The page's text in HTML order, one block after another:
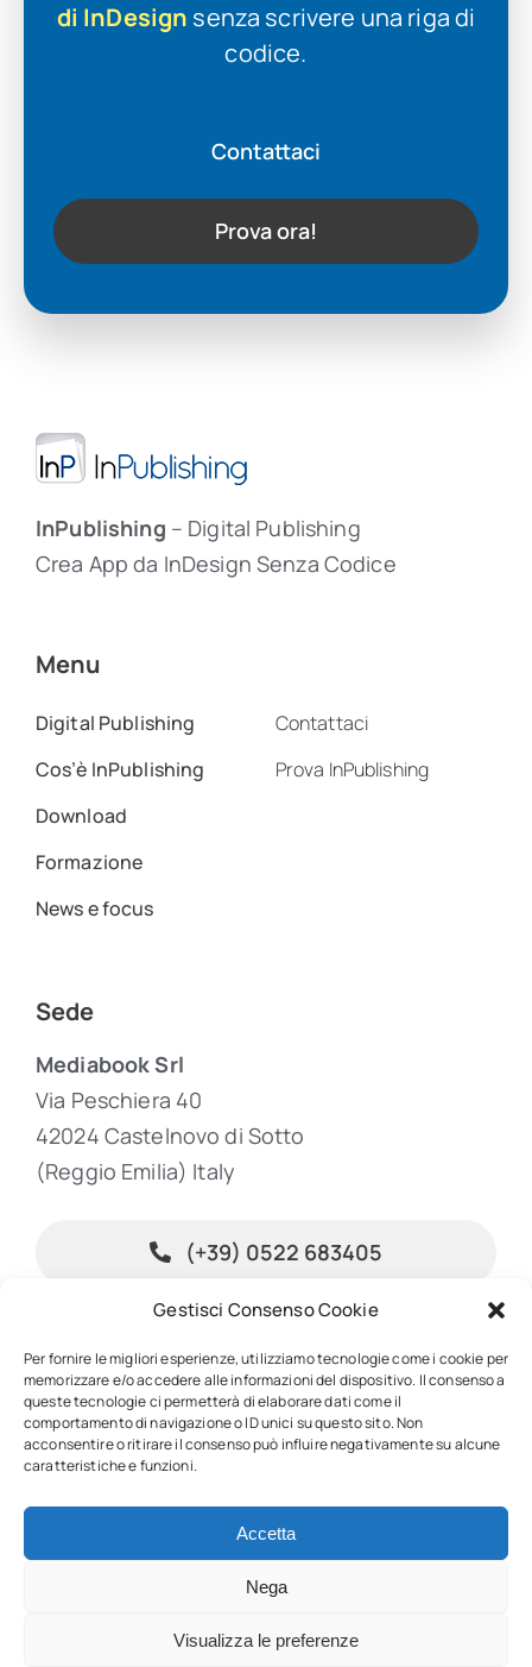
Gestisci Consenso Cookie
Per fornire le migliori esperienze, utilizziamo tecnologie come i cookie per
memorizzare e/o accedere alle informazioni del dispositivo. Il consenso a
queste tecnologie ci permetterà di elaborare dati come il
comportamento di navigazione o ID unici su questo sito. Non
acconsentire o ritirare il consenso può influire negativamente su alcune
caratteristiche e funzioni.
Accetta
Nega
Visualizza le preferenze
di InDesign senza scrivere una riga di
codice.
Contattaci
Prova ora!
InPublishing – Digital Publishing
Crea App da InDesign Senza Codice
Menu
Digital Publishing
Cos’è InPublishing
Download
Formazione
News e focus
Contattaci
Prova InPublishing
Sede
Mediabook Srl
Via Peschiera 40
42024 Castelnovo di Sotto
(Reggio Emilia) Italy
(+39) 0522 683405
© 2026 • InPublishing • All rights reserved • Powered byMediabook.net